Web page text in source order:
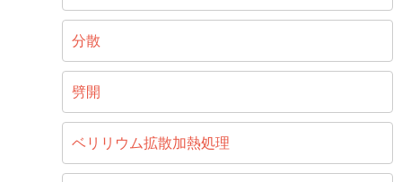
分散
劈開
ベリリウム拡散加熱処理